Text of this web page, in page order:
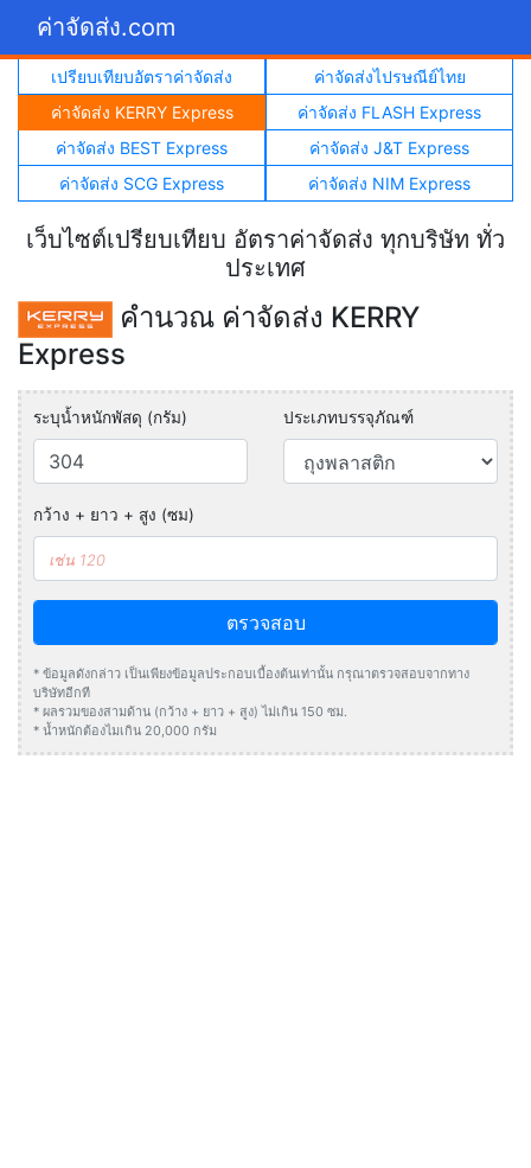
ค่าจัดส่ง.com
เปรียบเทียบอัตราค่าจัดส่ง
ค่าจัดส่งไปรษณีย์ไทย
ค่าจัดส่ง KERRY Express
ค่าจัดส่ง FLASH Express
ค่าจัดส่ง BEST Express
ค่าจัดส่ง J&T Express
ค่าจัดส่ง SCG Express
ค่าจัดส่ง NIM Express
เว็บไซต์เปรียบเทียบ อัตราค่าจัดส่ง ทุกบริษัท ทั่ว
ประเทศ
คำนวณ ค่าจัดส่ง KERRY
Express
ระบุน้ำหนักพัสดุ (กรัม) ประเภทบรรจุภัณฑ์
กว้าง + ยาว + สูง (ซม)
ตรวจสอบ
* ข้อมูลดังกล่าว เป็นเพียงข้อมูลประกอบเบื้องต้นเท่านั้น กรุณาตรวจสอบจากทาง
บริษัทอีกที
* ผลรวมของสามด้าน (กว้าง + ยาว + สูง) ไม่เกิน 150 ซม.
* น้ำหนักต้องไมเกิน 20,000 กรัม